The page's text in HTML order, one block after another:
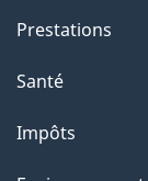
a
e
Prestations
Santé
Impôts